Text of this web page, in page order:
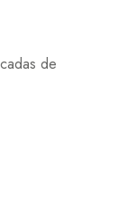
de